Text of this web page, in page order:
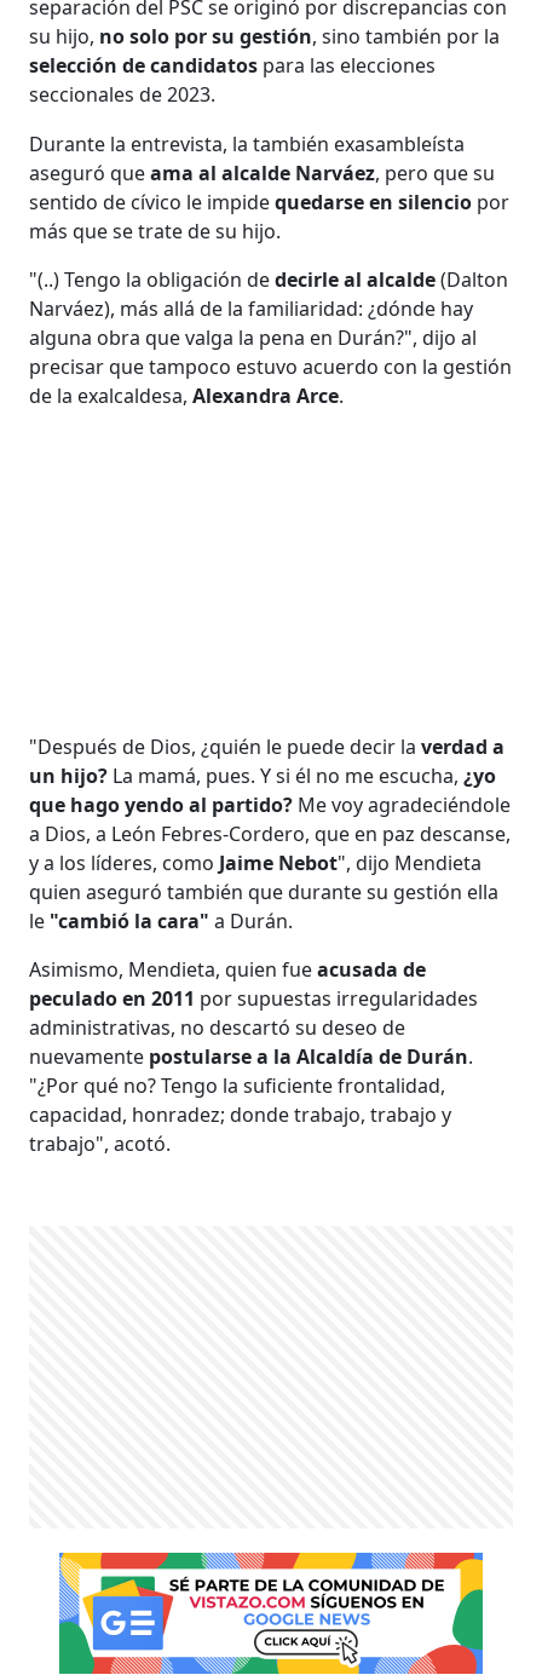
separación del PSC se originó por discrepancias con
su hijo, no solo por su gestión, sino también por la
selección de candidatos para las elecciones
seccionales de 2023.
Durante la entrevista, la también exasambleísta
aseguró queama al alcalde Narváez, pero que su
sentido de cívico le impidequedarse en silencio por
más que se trate de su hijo.
"(..) Tengo la obligación dedecirle al alcalde(Dalton
Narváez), más allá de la familiaridad: ¿dónde hay
alguna obra que valga la pena en Durán?", dijo al
precisar que tampoco estuvo acuerdo con la gestión
de la exalcaldesa,Alexandra Arce.
"Después de Dios, ¿quién le puede decir la verdad a
un hijo? La mamá, pues. Y si él no me escucha,¿yo
que hago yendo al partido? Me voy agradeciéndole
a Dios, a León Febres-Cordero, que en paz descanse,
y a los líderes, como Jaime Nebot", dijo Mendieta
quien aseguró también que durante su gestión ella
le "cambió la cara" a Durán.
Asimismo, Mendieta, quien fueacusada de
peculado en 2011 por supuestas irregularidades
administrativas, no descartó su deseo de
nuevamente postularse a la Alcaldía de Durán.
"¿Por qué no? Tengo la suficiente frontalidad,
capacidad, honradez; donde trabajo, trabajo y
trabajo", acotó.